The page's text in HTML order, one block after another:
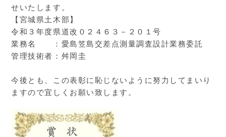
せいたします。
【宮城県土木部】
令和３年度県道改０２４６３－２０１号
業務名 ：愛島笠島交差点測量調査設計業務委託
管理技術者：舛岡圭
今後とも、この表彰に恥じないように努力してまいり
ますので宜しくお願い致します。